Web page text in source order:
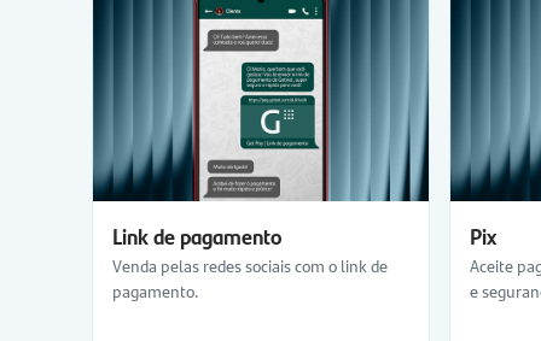
Link de pagamento
Venda pelas redes sociais com o link de
pagamento.
Pix
Aceite
e